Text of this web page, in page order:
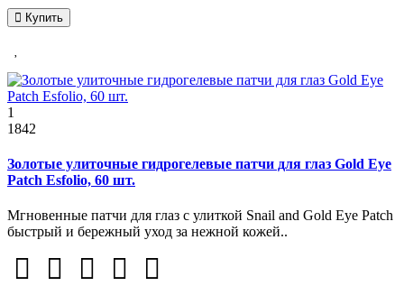
Купить
1
1842
Золотые улиточные гидрогелевые патчи для глаз Gold Eye
Patch Esfolio, 60 шт.
Мгновенные патчи для глаз с улиткой Snail and Gold Eye Patch
быстрый и бережный уход за нежной кожей..